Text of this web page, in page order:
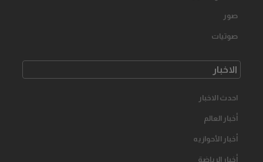
صور
صوتیات
الاخبار
احدث الاخبار
أخبار العالم
أخبار الأحوازیه
أخبار الرياضة